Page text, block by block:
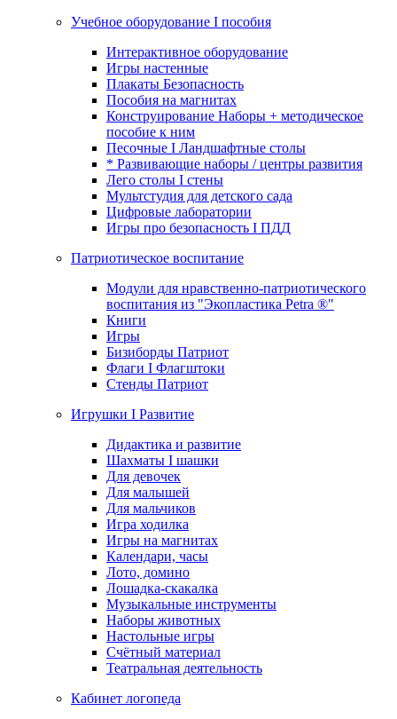
Учебное оборудование I пособия
Интерактивное оборудование
Игры настенные
Плакаты Безопасность
Пособия на магнитах
Конструирование Наборы + методическое
пособие к ним
Песочные I Ландшафтные столы
* Развивающие наборы / центры развития
Лего столы I стены
Мультстудия для детского сада
Цифровые лаборатории
Игры про безопасность I ПДД
Патриотическое воспитание
Модули для нравственно-патриотического
воспитания из "Экопластика Petra ®"
Книги
Игры
Бизиборды Патриот
Флаги I Флагштоки
Стенды Патриот
Игрушки I Развитие
Дидактика и развитие
Шахматы I шашки
Для девочек
Для малышей
Для мальчиков
Игра ходилка
Игры на магнитах
Календари, часы
Лото, домино
Лошадка-скакалка
Музыкальные инструменты
Наборы животных
Настольные игры
Счётный материал
Театральная деятельность
Кабинет логопеда